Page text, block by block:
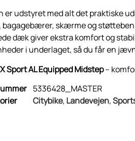
er udstyret med alt det praktiske
bagagebærer, skærme og
dæk giver ekstra komfort og
i underlaget, så du får en
Sport AL Equipped Midstep–
5336428_MASTER
Citybike, Landevejen,